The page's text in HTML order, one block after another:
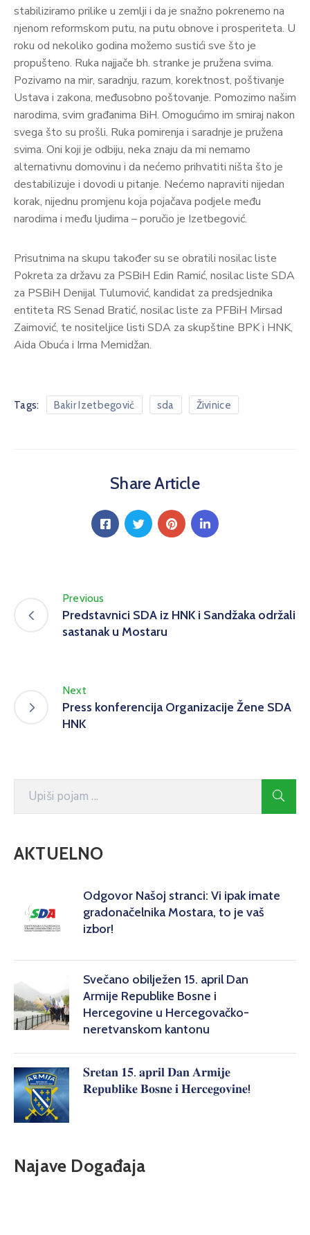
stabiliziramo prilike u zemlji i da je snažno pokrenemo na
njenom reformskom putu, na putu obnove i prosperiteta. U
roku od nekoliko godina možemo sustići sve što je
propušteno. Ruka najjače bh. stranke je pružena svima.
Pozivamo na mir, saradnju, razum, korektnost, poštivanje
Ustava i zakona, međusobno poštovanje. Pomozimo našim
narodima, svim građanima BiH. Omogućimo im smiraj nakon
svega što su prošli. Ruka pomirenja i saradnje je pružena
svima. Oni koji je odbiju, neka znaju da mi nemamo
alternativnu domovinu i da nećemo prihvatiti ništa što je
destabilizuje i dovodi u pitanje. Nećemo napraviti nijedan
korak, nijednu promjenu koja pojačava podjele među
narodima i među ljudima – poručio je Izetbegović.
Prisutnima na skupu također su se obratili nosilac liste
Pokreta za državu za PSBiH Edin Ramić, nosilac liste SDA
za PSBiH Denijal Tulumović, kandidat za predsjednika
entiteta RS Senad Bratić, nosilac liste za PFBiH Mirsad
Zaimović, te nositeljice listi SDA za skupštine BPK i HNK,
Aida Obuća i Irma Memidžan.
Tags: Bakir Izetbegović sda Živinice
Share Article
Previous
Predstavnici SDA iz HNK i Sandžaka održali
sastanak u Mostaru
Next
Press konferencija Organizacije Žene SDA
HNK
AKTUELNO
Odgovor Našoj stranci: Vi ipak imate
gradonačelnika Mostara, to je vaš
izbor!
Svečano obilježen 15. april Dan
Armije Republike Bosne i
Hercegovine u Hercegovačko-
neretvanskom kantonu
𝐒𝐫𝐞𝐭𝐚𝐧 𝟏𝟓. 𝐚𝐩𝐫𝐢𝐥 𝐃𝐚𝐧 𝐀𝐫𝐦𝐢𝐣𝐞
𝐑𝐞𝐩𝐮𝐛𝐥𝐢𝐤𝐞 𝐁𝐨𝐬𝐧𝐞 𝐢 𝐇𝐞𝐫𝐜𝐞𝐠𝐨𝐯𝐢𝐧𝐞!
Najave Događaja